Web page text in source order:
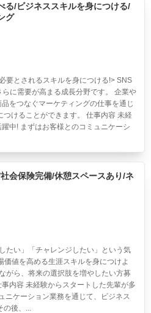
る/ビジネススキルを身につける/
グ
要とされるスキルを身につける!> SNS
に需要が高まる成長分野です。 企業や
をつなぐマーケティングの仕事を通じ
けることができます。 仕事内容 未経
中! まずはお客様とのコミュニケーシ
会保険完備/休憩スペースあり/ネ
たい」「チャレンジしたい」という気
値を高める生涯スキルを身につけよ
がら、将来の選択肢を増やしたい方募
内容 未経験からスタートした先輩が多
ニケーション業務を通じて、ビジネス
後、...